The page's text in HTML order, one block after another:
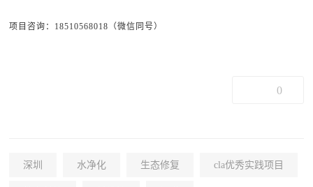
项目咨询：18510568018（微信同号）
0
深圳 水净化 生态修复 cla优秀实践项目